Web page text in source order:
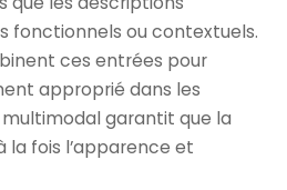
fonctionnels ou contextuels.
ces entrées pour
approprié dans les
multimodal garantit que la
fois l’apparence et